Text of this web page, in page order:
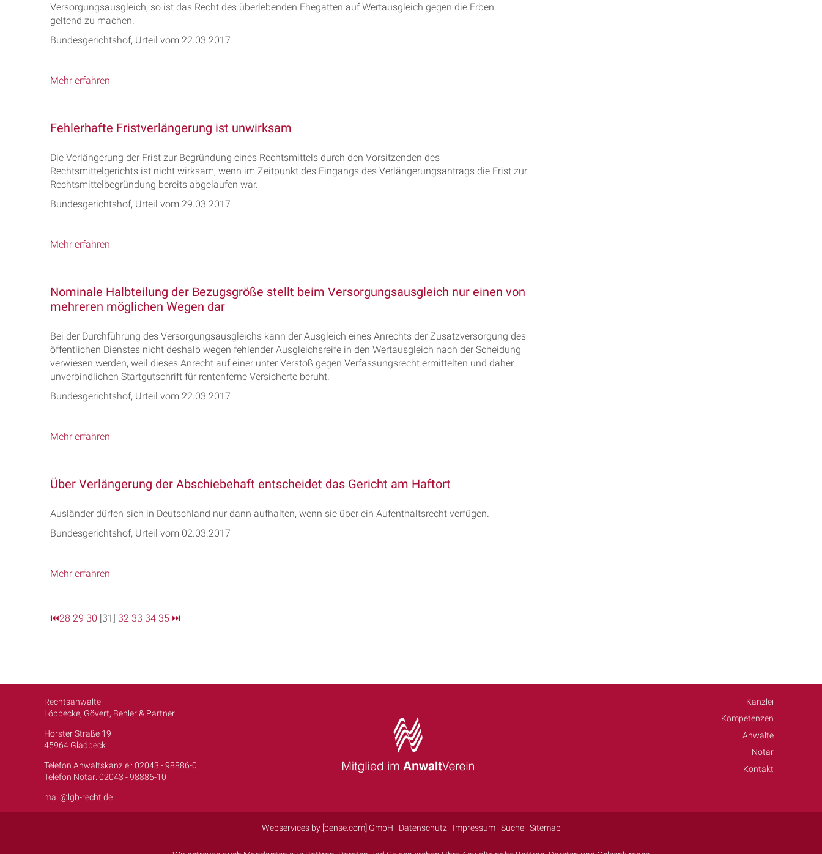
Versorgungsausgleich, so ist das Recht des überlebenden Ehegatten auf Wertausgleich gegen die Erben
geltend zu machen.
Bundesgerichtshof, Urteil vom 22.03.2017
Mehr erfahren
Fehlerhafte Fristverlängerung ist unwirksam
Die Verlängerung der Frist zur Begründung eines Rechtsmittels durch den Vorsitzenden des
Rechtsmittelgerichts ist nicht wirksam, wenn im Zeitpunkt des Eingangs des Verlängerungsantrags die Frist zur
Rechtsmittelbegründung bereits abgelaufen war.
Bundesgerichtshof, Urteil vom 29.03.2017
Mehr erfahren
Nominale Halbteilung der Bezugsgröße stellt beim Versorgungsausgleich nur einen von
mehreren möglichen Wegen dar
Bei der Durchführung des Versorgungsausgleichs kann der Ausgleich eines Anrechts der Zusatzversorgung des
öffentlichen Dienstes nicht deshalb wegen fehlender Ausgleichsreife in den Wertausgleich nach der Scheidung
verwiesen werden, weil dieses Anrecht auf einer unter Verstoß gegen Verfassungsrecht ermittelten und daher
unverbindlichen Startgutschrift für rentenferne Versicherte beruht.
Bundesgerichtshof, Urteil vom 22.03.2017
Mehr erfahren
Über Verlängerung der Abschiebehaft entscheidet das Gericht am Haftort
Ausländer dürfen sich in Deutschland nur dann aufhalten, wenn sie über ein Aufenthaltsrecht verfügen.
Bundesgerichtshof, Urteil vom 02.03.2017
Mehr erfahren
⏮28 29 30 [31] 32 33 34 35 ⏭
Rechtsanwälte
Löbbecke, Gövert, Behler & Partner
Horster Straße 19
45964 Gladbeck
Telefon Anwaltskanzlei: 02043 - 98886-0
Telefon Notar: 02043 - 98886-10
mail@lgb-recht.de
Kanzlei
Kompetenzen
Anwälte
Notar
Kontakt
Webservices by [bense.com] GmbH | Datenschutz | Impressum| Suche| Sitemap